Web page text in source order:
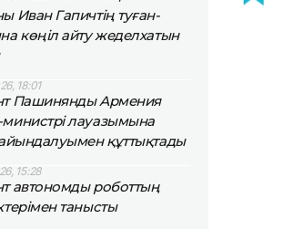
Иван Гапичтің туған-
көңіл айту жеделхатын
18:01
Пашинянды Армения
лауазымына
құттықтады
15:28
автономды роботтың
танысты